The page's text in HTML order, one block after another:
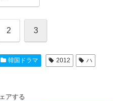
2 3
韓国ドラマ 2012 ハ
アする